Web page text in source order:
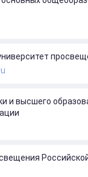
и высшего